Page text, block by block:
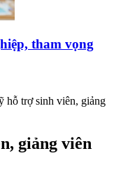
tham vọng
hỗ trợ sinh viên, giảng
giảng viên